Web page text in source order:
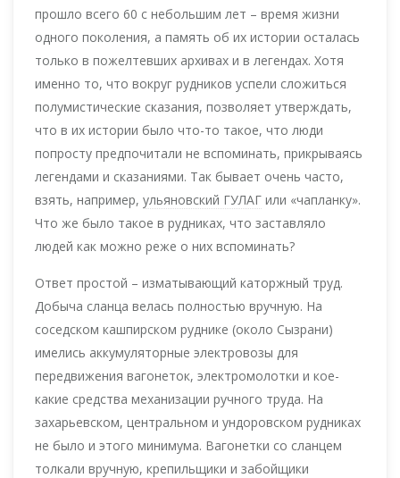
прошло всего 60 с небольшим лет – время жизни
одного поколения, а память об их истории осталась
только в пожелтевших архивах и в легендах. Хотя
именно то, что вокруг рудников успели сложиться
полумистические сказания, позволяет утверждать,
что в их истории было что-то такое, что люди
попросту предпочитали не вспоминать, прикрываясь
легендами и сказаниями. Так бывает очень часто,
взять, например, ульяновский ГУЛАГ или «чапланку».
Что же было такое в рудниках, что заставляло
людей как можно реже о них вспоминать?
Ответ простой – изматывающий каторжный труд.
Добыча сланца велась полностью вручную. На
соседском кашпирском руднике (около Сызрани)
имелись аккумуляторные электровозы для
передвижения вагонеток, электромолотки и кое-
какие средства механизации ручного труда. На
захарьевском, центральном и ундоровском рудниках
не было и этого минимума. Вагонетки со сланцем
толкали вручную, крепильщики и забойщики